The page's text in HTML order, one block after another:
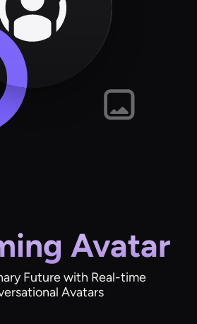
Avatar
Future with Real-time
Avatars